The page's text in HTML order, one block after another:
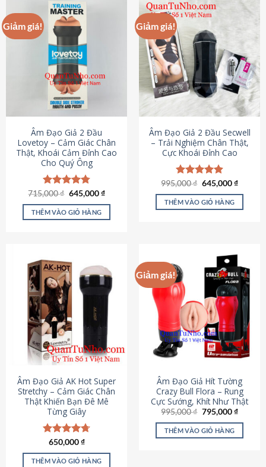
Giảm giá!
Âm Đạo Giả 2 Đầu
Lovetoy – Cảm Giác Chân
Thật, Khoái Cảm Đỉnh Cao
Cho Quý Ông
Được xếp
hạng4.79
5 sao
715,000₫ Giá
là:
715,000 ₫.
645,000₫Giá
tại
THÊM VÀO GIỎ HÀNG
Giảm giá!
Âm Đạo Giả 2 Đầu Secwell
– Trải Nghiệm Chân Thật,
Cực Khoái Đỉnh Cao
Được xếp
hạng4.88
5 sao
995,000₫ Giá
là:
995,000 ₫.
645,000₫Giá
tại
THÊM VÀO GIỎ HÀNG
Âm Đạo Giả AK Hot Super
Stretchy – Cảm Giác Chân
Thật Khiến Bạn Đê Mê
Từng Giây
Được xếp
hạng4.75
5 sao
650,000₫
THÊM VÀO GIỎ HÀNG
Giảm giá!
Âm Đạo Giả Hít Tường
Crazy Bull Flora – Rung
Cực Sướng, Khít Như Thật
995,000₫ Giá
là:
995,000 ₫.
795,000₫Giá
tại
THÊM VÀO GIỎ HÀNG